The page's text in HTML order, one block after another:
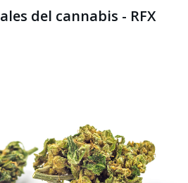
del cannabis - RFX